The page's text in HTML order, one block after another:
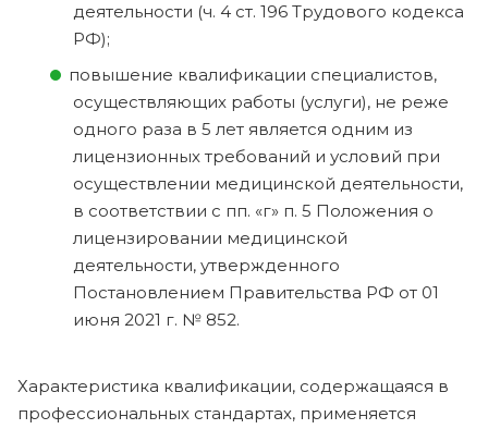
деятельности (ч. 4 ст. 196 Трудового кодекса
РФ);
повышение квалификации специалистов,
осуществляющих работы (услуги), не реже
одного раза в 5 лет является одним из
лицензионных требований и условий при
осуществлении медицинской деятельности,
в соответствии с пп. «г» п. 5 Положения о
лицензировании медицинской
деятельности, утвержденного
Постановлением Правительства РФ от 01
июня 2021 г. № 852.
Характеристика квалификации, содержащаяся в
профессиональных стандартах, применяется